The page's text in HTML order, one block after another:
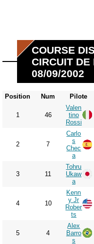
COURSE
CIRCUIT
08/09/2002
Position Num Pilote
1 46
Valen
tino
Rossi
2 7
Carlo
s
Chec
a
3 11
Tohru
Ukaw
a
4 10
Kenn
y Jr
Rober
ts
5 4
Alex
Barro
s